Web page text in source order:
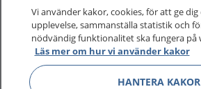
Logga in för att läsa din journal och
vårdärenden. Ring telefonnummer
sjukvårdsrådgivning dygnet runt.
1177 ger dig råd när du vill må
Vi använder kakor, cookies, för att ge
upplevelse, sammanställa statistik och
nödvändig funktionalitet ska fungera på
Läs mer om hur vi använder kakor
HANTERA KAKOR